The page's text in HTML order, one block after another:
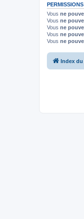
Vous ne
Vous ne
Vous ne
Vous ne
Vous ne
Index